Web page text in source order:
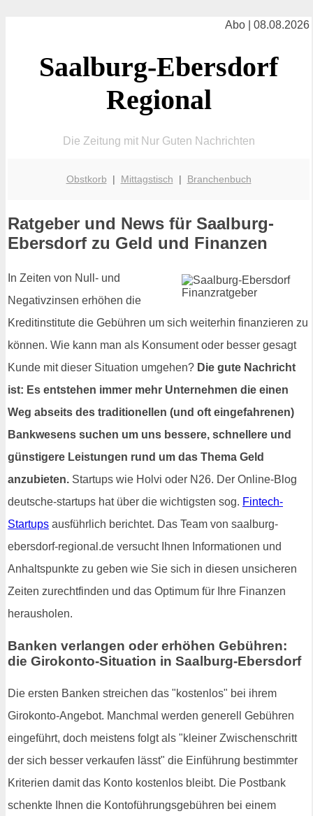
Abo | 08.08.2026
Saalburg-Ebersdorf
Regional
Die Zeitung mit Nur Guten Nachrichten
Obstkorb | Mittagstisch | Branchenbuch
Ratgeber und News für Saalburg-
Ebersdorf zu Geld und Finanzen
In Zeiten von Null- und
Negativzinsen erhöhen die
Kreditinstitute die Gebühren um sich weiterhin finanzieren zu
können. Wie kann man als Konsument oder besser gesagt
Kunde mit dieser Situation umgehen? Die gute Nachricht
ist: Es entstehen immer mehr Unternehmen die einen
Weg abseits des traditionellen (und oft eingefahrenen)
Bankwesens suchen um uns bessere, schnellere und
günstigere Leistungen rund um das Thema Geld
anzubieten. Startups wie Holvi oder N26. Der Online-Blog
deutsche-startups hat über die wichtigsten sog. Fintech-
Startups ausführlich berichtet. Das Team von saalburg-
ebersdorf-regional.de versucht Ihnen Informationen und
Anhaltspunkte zu geben wie Sie sich in diesen unsicheren
Zeiten zurechtfinden und das Optimum für Ihre Finanzen
herausholen.
Banken verlangen oder erhöhen Gebühren:
die Girokonto-Situation in Saalburg-Ebersdorf
Die ersten Banken streichen das "kostenlos" bei ihrem
Girokonto-Angebot. Manchmal werden generell Gebühren
eingeführt, doch meistens folgt als "kleiner Zwischenschritt
der sich besser verkaufen lässt" die Einführung bestimmter
Kriterien damit das Konto kostenlos bleibt. Die Postbank
schenkte Ihnen die Kontoführungsgebühren bei einem